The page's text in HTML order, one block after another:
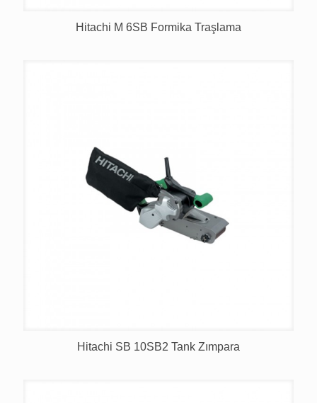
Hitachi M 6SB Formika Traşlama
Hitachi SB 10SB2 Tank Zımpara